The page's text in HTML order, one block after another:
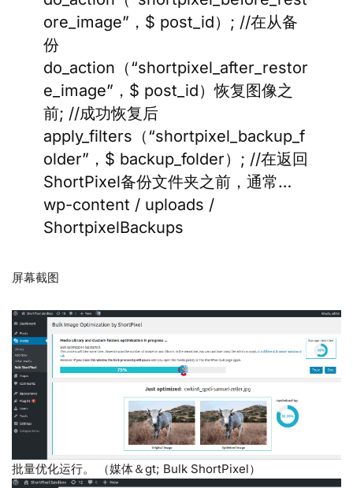
ore_image”，$ post_id）; //在从备
份
do_action（“shortpixel_after_restor
e_image”，$ post_id）恢复图像之
前; //成功恢复后
apply_filters（“shortpixel_backup_f
older”，$ backup_folder）; //在返回
ShortPixel备份文件夹之前，通常…
wp-content / uploads /
ShortpixelBackups
屏幕截图
批量优化运行。 （媒体＆gt; Bulk ShortPixel）